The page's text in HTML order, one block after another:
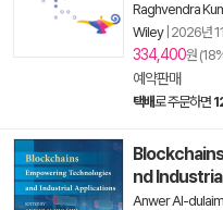
Raghvendra
Wiley| 2026년
334,400원
예약판매
택배로 주문하면
nd
Anwer Al-